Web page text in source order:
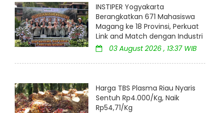
INSTIPER Yogyakarta
Berangkatkan 671 Mahasiswa
Magang ke 18 Provinsi, Perkuat
Link and Match dengan Industri
03 August 2026 , 13:37 WIB
Harga TBS Plasma Riau Nyaris
Sentuh Rp4.000/Kg, Naik
Rp54,71/Kg